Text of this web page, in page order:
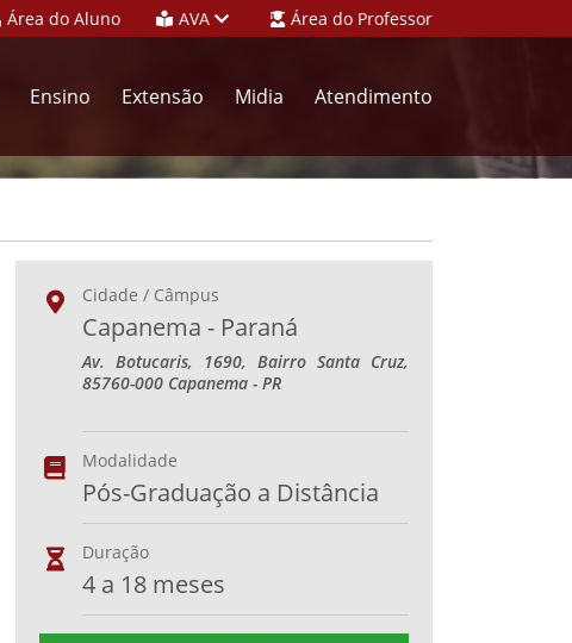
Área do Aluno AVA Área do Professor
Ensino Extensão Midia Atendimento
Cidade / Câmpus
Capanema - Paraná
Av. Botucaris, 1690, Bairro Santa Cruz,
85760-000 Capanema - PR
Modalidade
Pós-Graduação a Distância
Duração
4 a 18 meses